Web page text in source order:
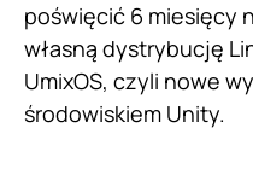
poświęcić 6 miesięcy
własną dystrybucję
UmixOS, czyli nowe
środowiskiem Unity.